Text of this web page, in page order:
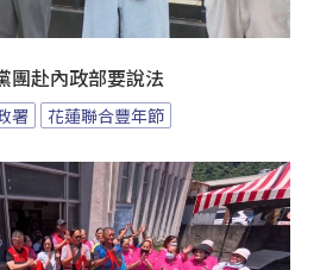
團赴內政部要說法
署 花蓮聯合豐年節